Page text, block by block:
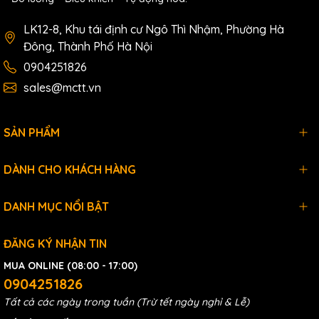
LK12-8, Khu tái định cư Ngô Thì Nhậm, Phường Hà
Đông, Thành Phố Hà Nội
0904251826
sales@mctt.vn
SẢN PHẨM
DÀNH CHO KHÁCH HÀNG
DANH MỤC NỔI BẬT
ĐĂNG KÝ NHẬN TIN
MUA ONLINE (08:00 - 17:00)
0904251826
Tất cả các ngày trong tuần (Trừ tết ngày nghỉ & Lễ)